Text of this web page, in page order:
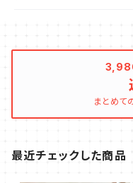
まとめて
最近チェックした商品